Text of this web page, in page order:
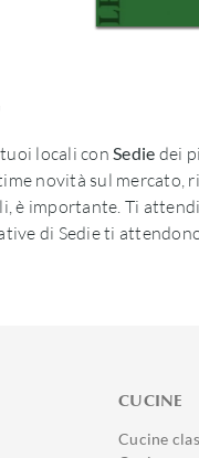
locali con Sedie dei
novità sul mercato,
è importante. Ti
di Sedie ti
CUCINE
Cucine